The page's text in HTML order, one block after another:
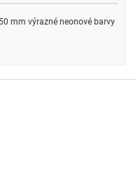
mm výrazné neonové barvy